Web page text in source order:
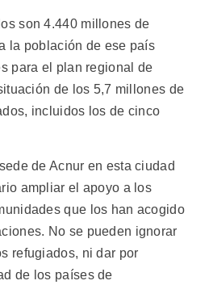
son 4.440 millones de
la población de ese país
para el plan regional de
de los 5,7 millones de
incluidos los de cinco
de Acnur en esta ciudad
ampliar el apoyo a los
que los han acogido
No se pueden ignorar
refugiados, ni dar por
de los países de